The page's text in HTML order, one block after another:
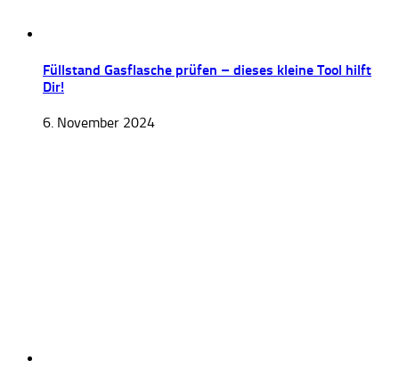
Füllstand Gasflasche prüfen – dieses kleine Tool hilft
Dir!
6. November 2024